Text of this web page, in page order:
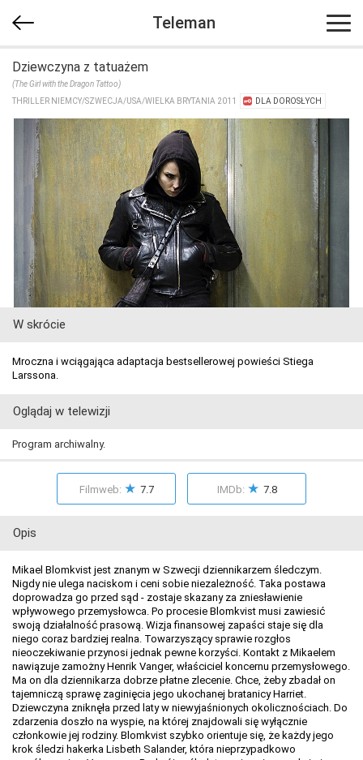
Teleman
Dziewczyna z tatuażem
(The Girl with the Dragon Tattoo)
THRILLER NIEMCY/​SZWECJA/​USA/​WIELKA BRYTANIA 2011
DLA DOROSŁYCH
W skrócie
Mroczna i wciągająca adaptacja bestsellerowej powieści Stiega
Larssona.
Oglądaj w telewizji
Program archiwalny.
Filmweb: ★ 7.7 IMDb: ★ 7.8
Opis
Mikael Blomkvist jest znanym w Szwecji dziennikarzem śledczym.
Nigdy nie ulega naciskom i ceni sobie niezależność. Taka postawa
doprowadza go przed sąd - zostaje skazany za zniesławienie
wpływowego przemysłowca. Po procesie Blomkvist musi zawiesić
swoją działalność prasową. Wizja finansowej zapaści staje się dla
niego coraz bardziej realna. Towarzyszący sprawie rozgłos
nieoczekiwanie przynosi jednak pewne korzyści. Kontakt z Mikaelem
nawiązuje zamożny Henrik Vanger, właściciel koncernu przemysłowego.
Ma on dla dziennikarza dobrze płatne zlecenie. Chce, żeby zbadał on
tajemniczą sprawę zaginięcia jego ukochanej bratanicy Harriet.
Dziewczyna zniknęła przed laty w niewyjaśnionych okolicznościach. Do
zdarzenia doszło na wyspie, na której znajdowali się wyłącznie
członkowie jej rodziny. Blomkvist szybko orientuje się, że każdy jego
krok śledzi hakerka Lisbeth Salander, która nieprzypadkowo